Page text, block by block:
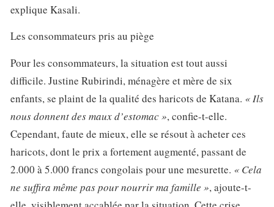
explique Kasali.
Les consommateurs pris au piège
Pour les consommateurs, la situation est tout aussi
difficile. Justine Rubirindi, ménagère et mère de six
enfants, se plaint de la qualité des haricots de Katana. « Ils
nous donnent des maux d’estomac », confie-t-elle.
Cependant, faute de mieux, elle se résout à acheter ces
haricots, dont le prix a fortement augmenté, passant de
2.000 à 5.000 francs congolais pour une mesurette. « Cela
ne suffira même pas pour nourrir ma famille », ajoute-t-